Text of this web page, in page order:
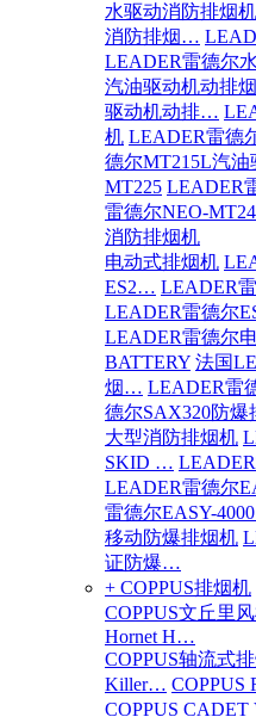
水驱动消防排烟机
消防排烟…
LEADER雷德尔
汽油驱动机动排
驱动机动排…
机 LEADER雷德
德尔MT215L汽
MT225 LEADER
雷德尔NEO-
消防排烟机
电动式排烟机
ES2… LEADER
LEADER雷德尔
LEADER雷德尔
BATTERY 法国
烟… LEADER雷
德尔SAX320防
大型消防排烟机
SKID …
LEADER雷德尔
雷德尔EASY-
移动防爆排烟机
证防爆…
+ COPPUS排烟机
COPPUS文丘里
Hornet H…
COPPUS轴流式
Killer… COPPUS
COPPUS